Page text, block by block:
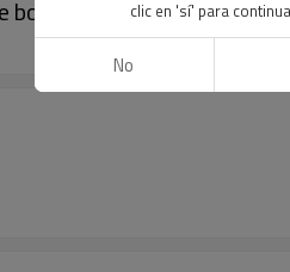
clic en 'sí' para
No